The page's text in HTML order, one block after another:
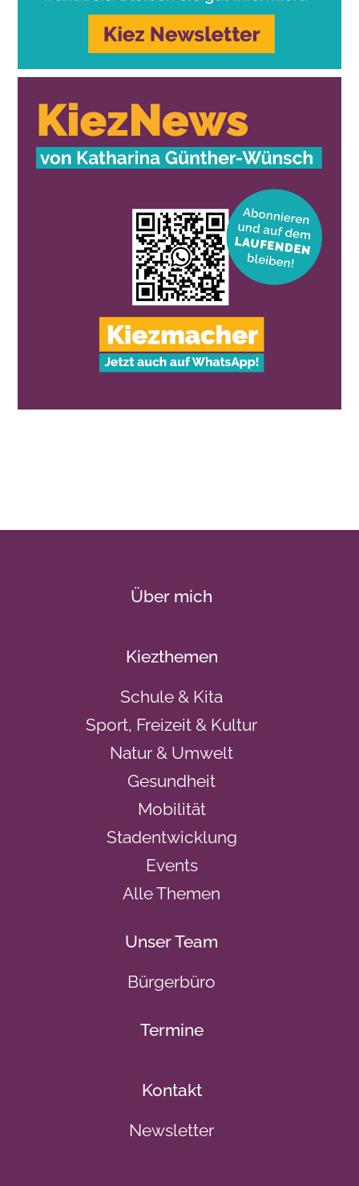
Über mich
Kiezthemen
Schule & Kita
Sport, Freizeit & Kultur
Natur & Umwelt
Gesundheit
Mobilität
Stadentwicklung
Events
Alle Themen
Unser Team
Bürgerbüro
Termine
Kontakt
Newsletter